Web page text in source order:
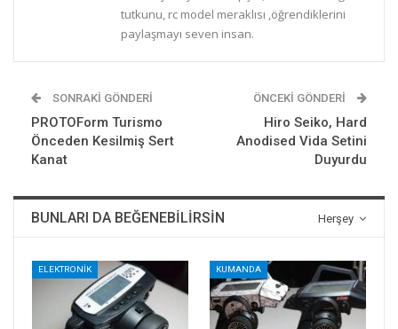
tutkunu, rc model meraklısı ,öğrendiklerini
paylaşmayı seven insan.
SONRAKI GÖNDERI
PROTOForm Turismo
Önceden Kesilmiş Sert
Kanat
ÖNCEKI GÖNDERI
Hiro Seiko, Hard
Anodised Vida Setini
Duyurdu
Herşey
BUNLARI DA BEĞENEBILIRSIN
ELEKTRONİK KUMANDA